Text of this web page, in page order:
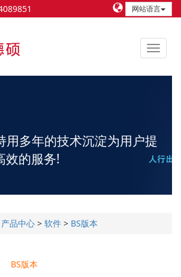
网站语言
用多年的技术沉淀为用户提
效的服务!
产品中心 > 软件 > BS版本
BS版本